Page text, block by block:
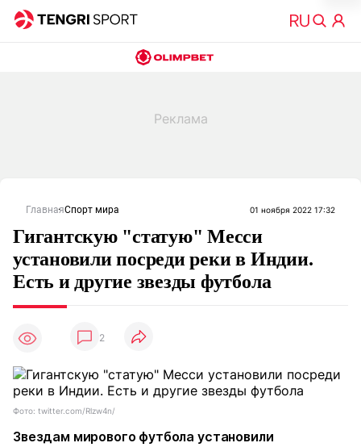
ГлавнаяСпорт мира 01 ноября 2022 17:32
Гигантскую "статую" Месси
установили посреди реки в Индии.
Есть и другие звезды футбола
2
Фото: twitter.com/Rlzw4n/
Звездам мирового футбола установили